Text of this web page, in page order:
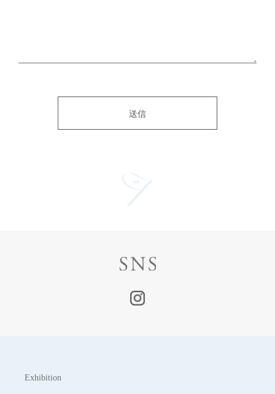
Exhibition